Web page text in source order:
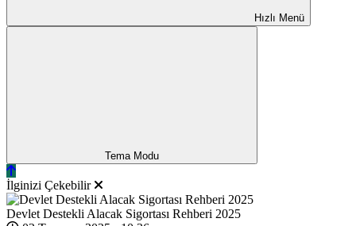
Hızlı Menü
Tema Modu
İlginizi Çekebilir
Devlet Destekli Alacak Sigortası Rehberi 2025